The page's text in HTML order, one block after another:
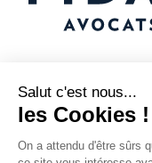
Vous
avec nous ?
Nous